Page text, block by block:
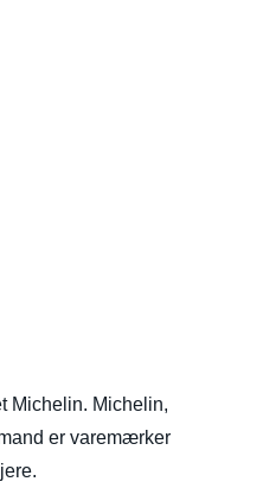
Michelin. Michelin,
er varemærker